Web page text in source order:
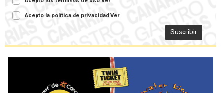
Acepto la política de privacidad Ver
Suscribir